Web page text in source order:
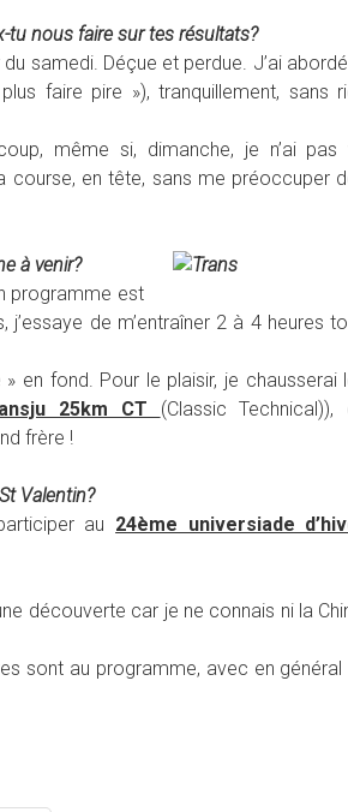
tu nous faire sur tes résultats?
samedi. Déçue et perdue. J’ai
faire pire »), tranquillement, sans
même si, dimanche, je n’ai pas
course, en tête, sans me préoccuper
à venir?
programme est
de m’entraîner 2 à 4 heures
en fond. Pour le plaisir, je chausserai
25km CT (Classic Technical)),
frère !
Valentin?
au 24ème universiade
découverte car je ne connais ni la
sont au programme, avec en général